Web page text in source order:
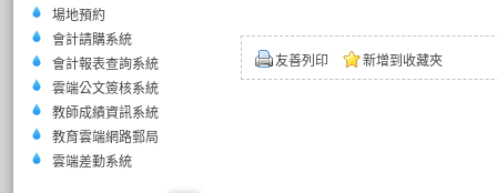
場地預約
會計請購系統
會計報表查詢系統
雲端公文簽核系統
教師成績資訊系統
教育雲端網路郵局
雲端差勤系統
友善列印 新增到收藏夾